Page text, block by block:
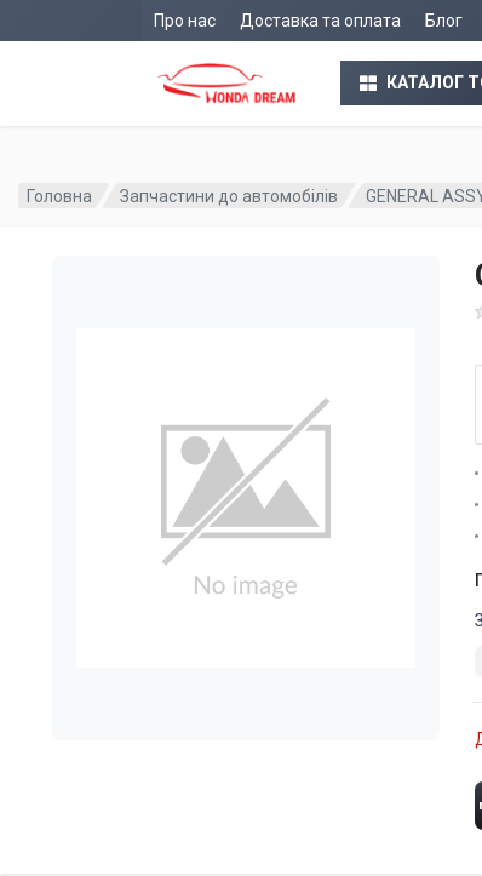
Про нас Доставка та оплата Блог
КАТАЛОГ
Головна Запчастини до автомобілів GENERAL